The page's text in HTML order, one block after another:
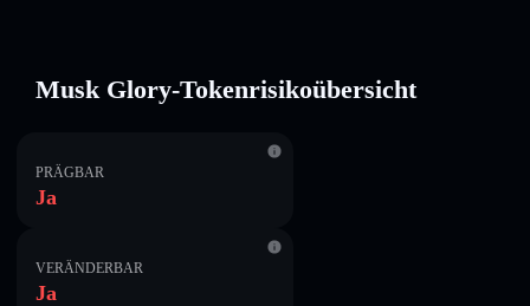
Musk Glory-Tokenrisikoübersicht
PRÄGBAR
Ja
VERÄNDERBAR
Ja